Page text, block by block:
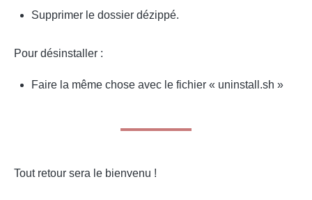
Supprimer le dossier dézippé.
Pour désinstaller :
Faire la même chose avec le fichier « uninstall.sh »
Tout retour sera le bienvenu !